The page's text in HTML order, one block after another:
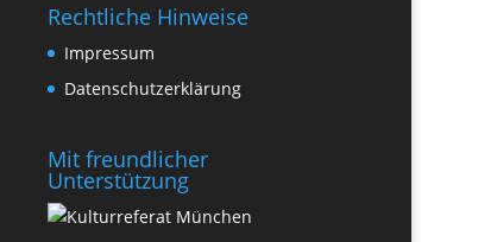
Rechtliche Hinweise
Impressum
Datenschutzerklärung
Mit freundlicher
Unterstützung